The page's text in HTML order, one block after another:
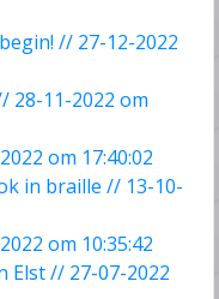
// 27-12-2022
28-11-2022 om
om 17:40:02
in braille // 13-10-
om 10:35:42
Elst // 27-07-2022